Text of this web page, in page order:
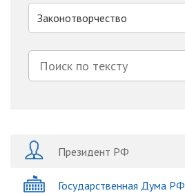
Законотворчество
Президент РФ
Государственная Дума РФ